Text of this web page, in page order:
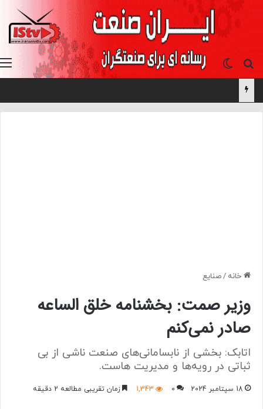
جستجو برایتغییر پوسته
خانه /صنایع
وزیر صمت: بخشنامه خلق الساعه
صادر نمی‌کنم
اتابک: بخشی از نابسامانی‌های صنعت ناشی از بی
ثباتی در رویه‌ها و مدیریت هاست.
18 سپتامبر 2024 0
1,343 زمان تقریبی مطالعه 2 دقیقه